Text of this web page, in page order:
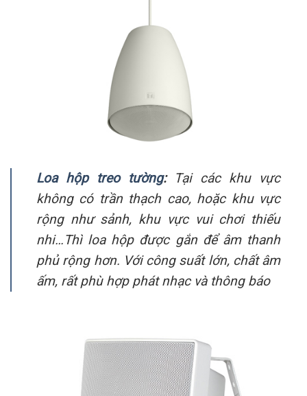
Loa hộp treo tường: Tại các khu vực
không có trần thạch cao, hoặc khu vực
rộng như sảnh, khu vực vui chơi thiếu
nhi…Thì loa hộp được gắn để âm thanh
phủ rộng hơn. Với công suất lớn, chất âm
ấm, rất phù hợp phát nhạc và thông báo